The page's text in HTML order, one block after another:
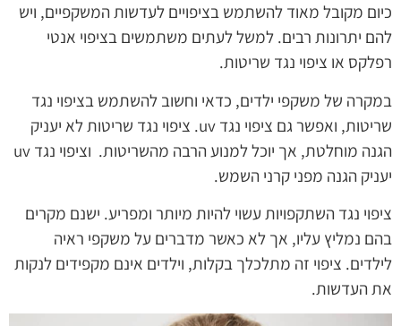
כיום מקובל מאוד להשתמש בציפויים לעדשות המשקפיים, ויש
להם יתרונות רבים. למשל לעתים משתמשים בציפוי אנטי
רפלקס או ציפוי נגד שריטות.
במקרה של משקפי ילדים, כדאי וחשוב להשתמש בציפוי נגד
שריטות, ואפשר גם ציפוי נגד uv. ציפוי נגד שריטות לא יעניק
הגנה מוחלטת, אך יוכל למנוע הרבה מהשריטות. וציפוי נגד uv
יעניק הגנה מפני קרני השמש.
ציפוי נגד השתקפויות עשוי להיות מיותר ומפריע. ישנם מקרים
בהם נמליץ עליו, אך לא כאשר מדברים על משקפי ראיה
לילדים. ציפוי זה מתלכלך בקלות, וילדים אינם מקפידים לנקות
את העדשות.